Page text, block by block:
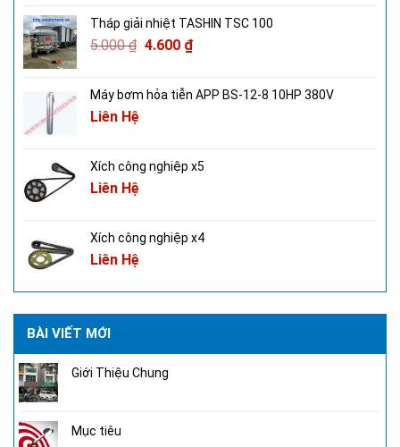
Tháp giải nhiệt TASHIN TSC 100
5.000₫ 4.600 ₫
Máy bơm hỏa tiễn APP BS-12-8 10HP 380V
Liên Hệ
Xích công nghiệp x5
Liên Hệ
Xích công nghiệp x4
Liên Hệ
BÀI VIẾT MỚI
Giới Thiệu Chung
Mục tiêu